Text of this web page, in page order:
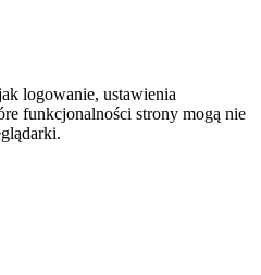
logowanie, ustawienia
funkcjonalności strony mogą nie